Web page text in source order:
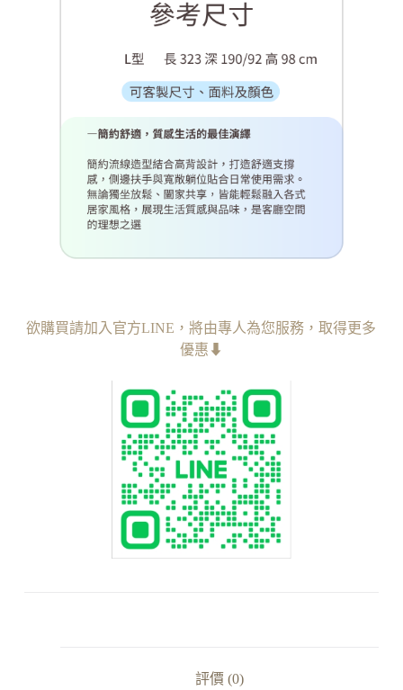
欲購買請加入官方LINE，︁將由專人為您服務 ，︁取得更多
優惠⬇
評價 (0)